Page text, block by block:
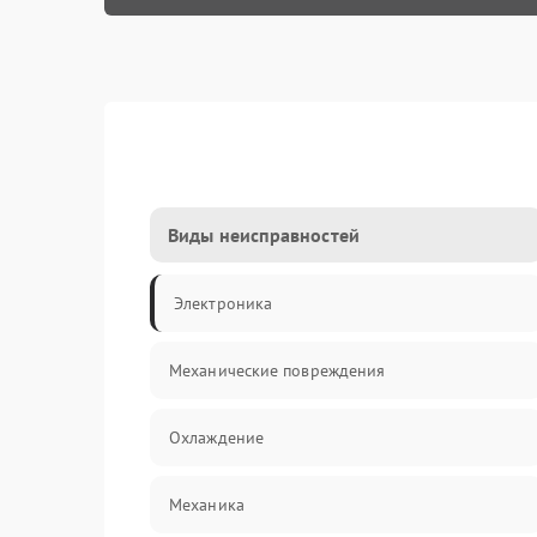
Виды неисправностей
Электроника
Механические повреждения
Охлаждение
Механика